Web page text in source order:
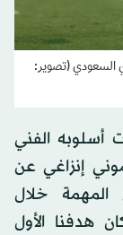
السعودي (تصوير:
أسلوبه الفني
إنزاغي عن
المهمة خلال
هدفنا الأول